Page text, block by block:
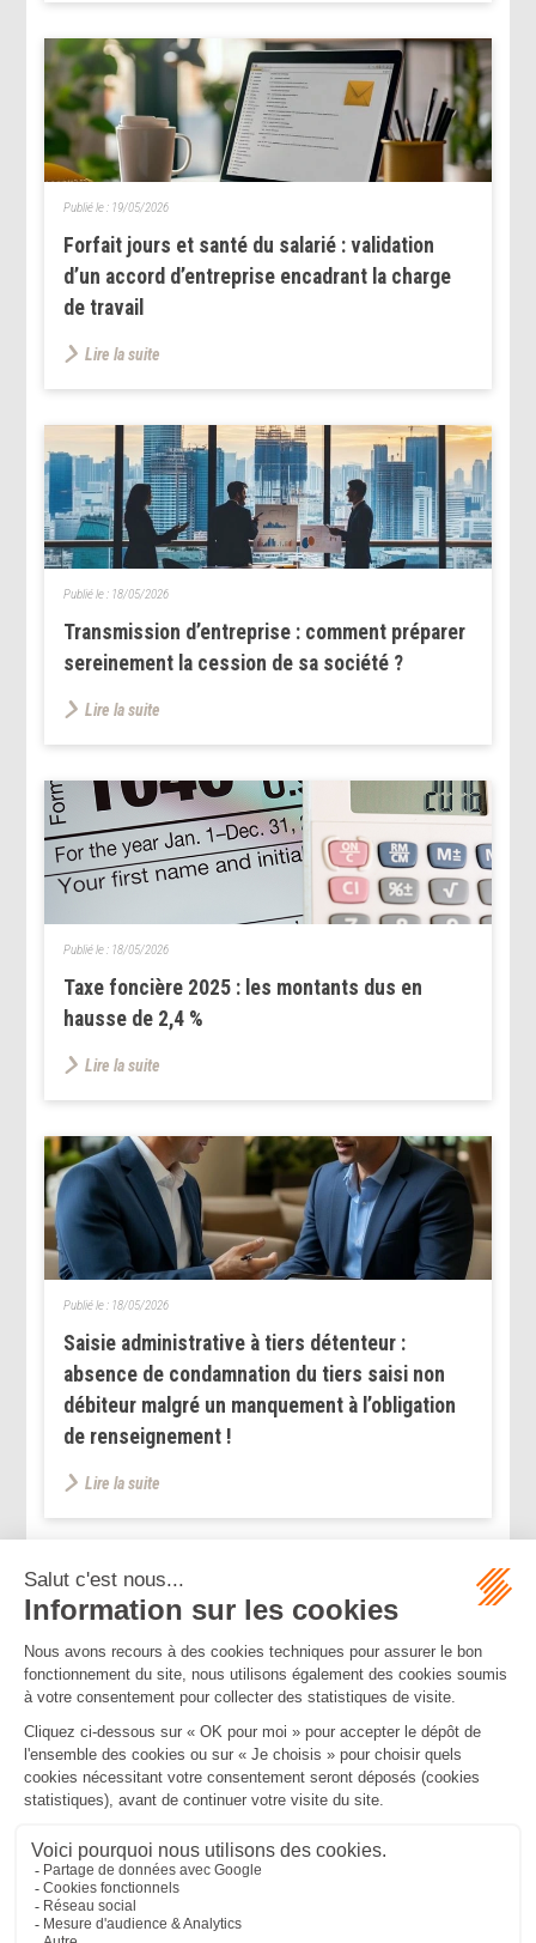
Forfait jours et santé du salarié : validation
d’un accord d’entreprise encadrant la charge
de travail
Publié le : 19/05/2026
Lire la suite
Transmission d’entreprise : comment préparer
sereinement la cession de sa société ?
Publié le : 18/05/2026
Lire la suite
Taxe foncière 2025 : les montants dus en
hausse de 2,4 %
Publié le : 18/05/2026
Lire la suite
Saisie administrative à tiers détenteur :
absence de condamnation du tiers saisi non
débiteur malgré un manquement à l’obligation
de renseignement !
Publié le : 18/05/2026
Lire la suite
<< < ...
>>
Mentions légalesPolitique de confidentialitéPolitique de cookies
Plan du site
MBA ET ASSOCIÉS
235 Rue Helene Boucher, 34170 CASTELNAU LE LEZ
Bureau secondaire à Cannes